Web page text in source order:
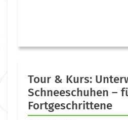
Tour & Kurs:
Schneeschuhen –
Fortgeschrittene